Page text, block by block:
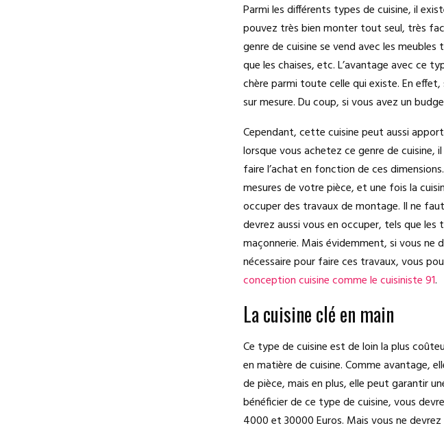
Parmi les différents types de cuisine, il
pouvez très bien monter tout seul, très
genre de cuisine se vend avec les
que les chaises, etc. L’avantage avec ce
chère parmi toute celle qui existe. En
sur mesure. Du coup, si vous avez un
Cependant, cette cuisine peut aussi
lorsque vous achetez ce genre de
faire l’achat en fonction de ces
mesures de votre pièce, et une fois la
occuper des travaux de montage. Il ne
devrez aussi vous en occuper, tels que
maçonnerie. Mais évidemment, si vous ne
nécessaire pour faire ces travaux, vous
conception cuisine comme le cuisiniste 91.
La cuisine clé en main
Ce type de cuisine est de loin la plus
en matière de cuisine. Comme avantage,
de pièce, mais en plus, elle peut garantir
bénéficier de ce type de cuisine, vous
4000 et 30000 Euros. Mais vous ne